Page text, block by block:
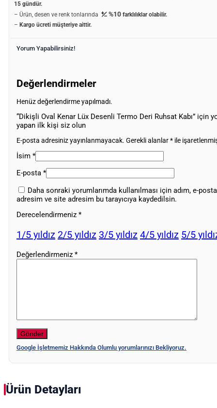
15 gündür.
– Ürün, desen ve renk tonlarında
%10 farklılıklar olabilir.
– Kargo ücreti müşteriye aittir.
Yorum Yapabilirsiniz!
Değerlendirmeler
Henüz değerlendirme yapılmadı.
“Dikişli Oval Kenar Lüx Desenli Termo Deri Ruhsat Kabı” için
yapan ilk kişi siz olun
E-posta adresiniz yayınlanmayacak. Gerekli alanlar* ile
İsim *
E-posta *
Daha sonraki yorumlarımda kullanılması için adım, e-posta
adresim ve site adresim bu tarayıcıya kaydedilsin.
Derecelendirmeniz *
1/5 yıldız 2/5 yıldız 3/5 yıldız 4/5 yıldız 5/5
Değerlendirmeniz *
Google İşletmemiz Hakkında Olumlu yorumlarınızı Bekliyoruz.
Ürün Detayları